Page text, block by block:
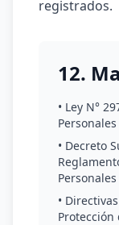
registrados.
12.
• Ley N°
Personales
• Decreto
Personales
•
Protección